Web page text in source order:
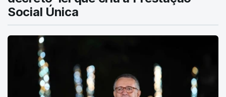
Social Única